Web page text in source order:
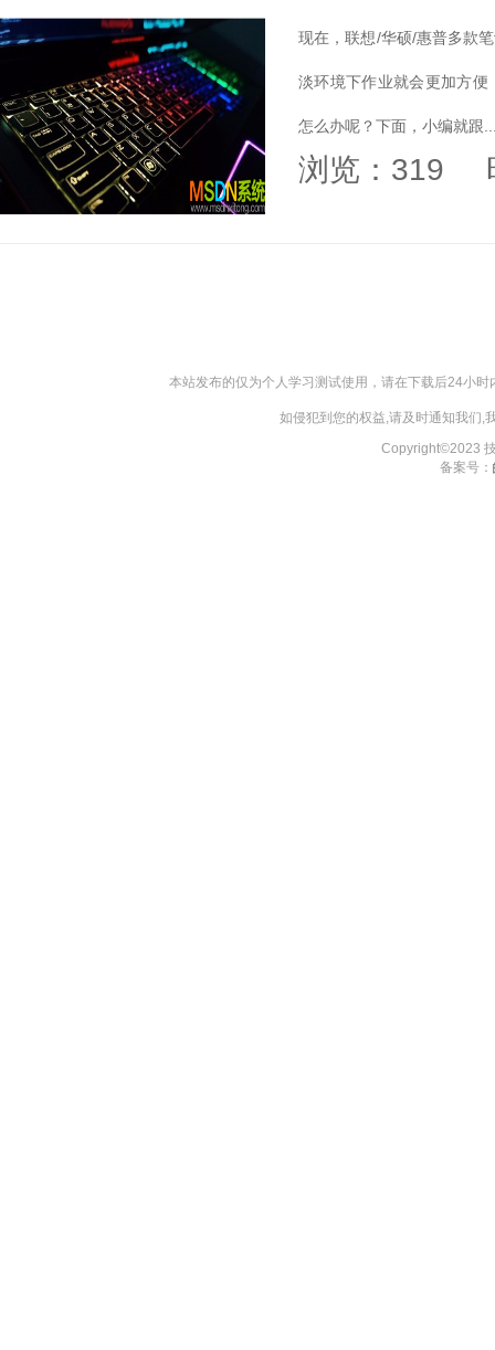
现在，联想/华硕/惠普多款
淡环境下作业就会更加方
怎么办呢？下面，小编就跟
浏览：319
本站发布的仅为个人学习测试使用，请在下载后24小
如侵犯到您的权益,请及时通知我们,
Copyright©2023
备案号：